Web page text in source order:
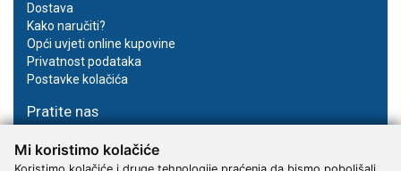
Mi koristimo kolačiće
Koristimo kolačiće i druge tehnologije praćenja da bismo poboljšali
Dostava
Kako naručiti?
Opći uvjeti online kupovine
Privatnost podataka
Postavke kolačića
Pratite nas
Facebook
Instagram